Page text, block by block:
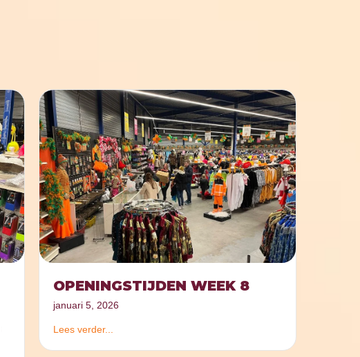
OPENINGSTIJDEN WEEK 8
januari 5, 2026
Lees verder...